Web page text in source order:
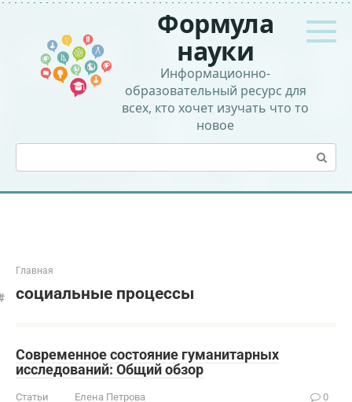
Перейти
контенту
Формула
науки
Информационно-
образовательный ресурс для
всех, кто хочет изучать что то
новое
Поиск:
Главная
социальные процессы
Современное состояние гуманитарных
исследований: Общий обзор
Статьи Елена Петрова 0